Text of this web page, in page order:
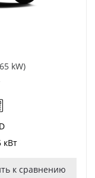
kW)
кВт
к сравнению